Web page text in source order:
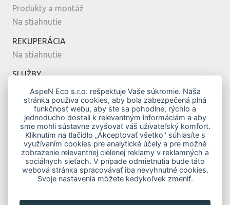
Produkty a montáž
Na stiahnutie
REKUPERÁCIA
Na stiahnutie
SLUŽBY
Montáž
Servis
Návrh
MODERNÉ BÝVANIE
Vykurovanie klimatizáciou
Top modely
Novostavby
Obnov Dom
AspeN Eco s.r.o. rešpektuje Vaše súkromie. Naša
stránka používa cookies, aby bola zabezpečená plná
funkčnosť webu, aby ste sa pohodlne, rýchlo a
jednoducho dostali k relevantným informáciám a aby
sme mohli sústavne zvyšovať váš užívateľský komfort.
Kliknutím na tlačidlo „Akceptovať všetko" súhlasíte s
využívaním cookies pre analytické účely a pre možné
zobrazenie relevantnej cielenej reklamy v reklamných a
sociálnych sieťach. V prípade odmietnutia bude táto
webová stránka spracovávať iba nevyhnutné cookies.
Svoje nastavenia môžete kedykoľvek zmeniť.